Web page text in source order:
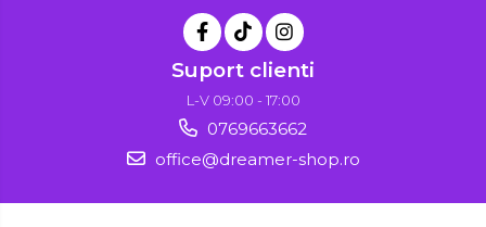
Suport clienti
L-V 09:00 - 17:00
0769663662
office@dreamer-shop.ro